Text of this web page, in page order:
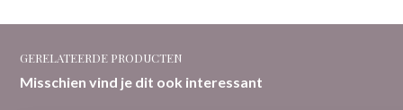
GERELATEERDE PRODUCTEN
Misschien vind je dit ook interessant